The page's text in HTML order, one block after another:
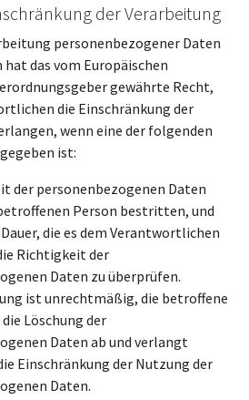
der Verarbeitung
personenbezogener Daten
das vom Europäischen
gewährte Recht,
die Einschränkung der
wenn eine der folgenden
ist:
der personenbezogenen Daten
Person bestritten, und
die es dem Verantwortlichen
Richtigkeit der
Daten zu überprüfen.
ist unrechtmäßig, die betroffene
Löschung der
Daten ab und verlangt
Einschränkung der Nutzung der
Daten.